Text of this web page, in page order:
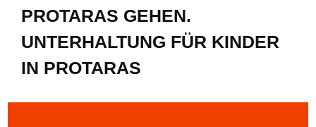
PROTARAS GEHEN.
UNTERHALTUNG FÜR KINDER
IN PROTARAS